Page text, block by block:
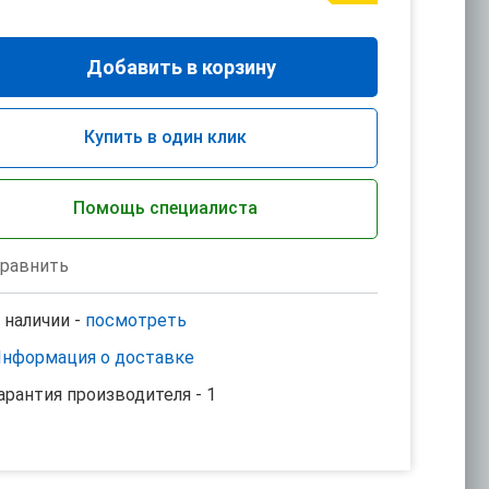
Добавить в корзину
Купить в один клик
Помощь специалиста
наличии - посмотреть
о доставке
производителя - 1